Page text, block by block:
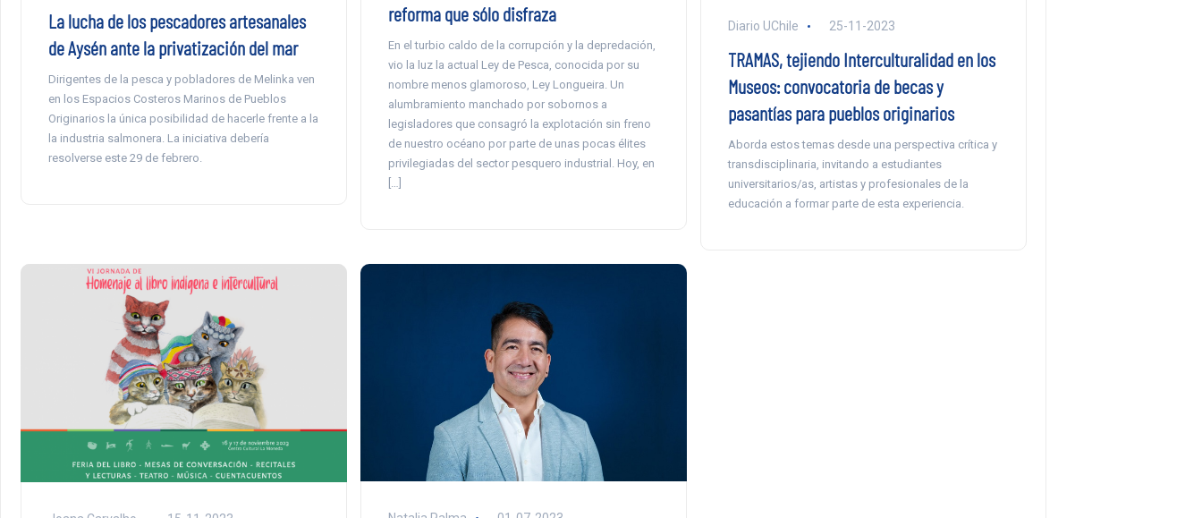
La lucha de los pescadores artesanales
de Aysén ante la privatización del mar
Dirigentes de la pesca y pobladores de Melinka ven
en los Espacios Costeros Marinos de Pueblos
Originarios la única posibilidad de hacerle frente a la
la industria salmonera. La iniciativa debería
resolverse este 29 de febrero.
reforma que sólo disfraza
En el turbio caldo de la corrupción y la depredación,
vio la luz la actual Ley de Pesca, conocida por su
nombre menos glamoroso, Ley Longueira. Un
alumbramiento manchado por sobornos a
legisladores que consagró la explotación sin freno
de nuestro océano por parte de unas pocas élites
privilegiadas del sector pesquero industrial. Hoy, en
Diario UChile 25-11-2023
TRAMAS, tejiendo Interculturalidad en los
Museos: convocatoria de becas y
pasantías para pueblos originarios
Aborda estos temas desde una perspectiva crítica y
transdisciplinaria, invitando a estudiantes
universitarios/as, artistas y profesionales de la
educación a formar parte de esta experiencia.